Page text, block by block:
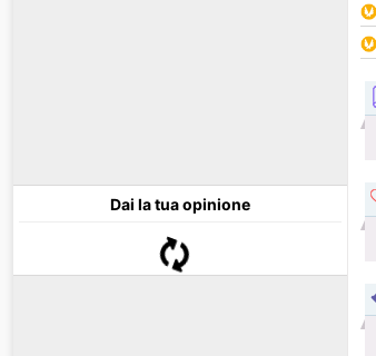
Dai la tua opinione